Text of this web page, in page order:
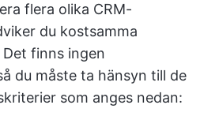
flera olika CRM-
du kostsamma
finns ingen
du måste ta hänsyn till de
som anges nedan: